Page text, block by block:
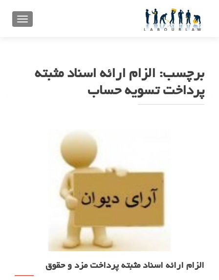
تعویض
برچسب: الزام ارائه اسناد مثبته
پرداخت تسویه حساب
الزام ارائه اسناد مثبته پرداخت مزد و حقوق